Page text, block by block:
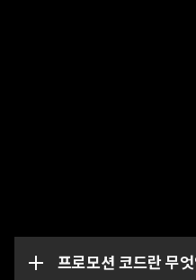
프로모션 코드란 무
프로모션 코드는 글리프,
날 시 작동하지 않습니다.
이 프로모션 코드 페이지